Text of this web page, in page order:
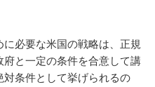
必要な米国の戦略は、正規
と一定の条件を合意して講
条件として挙げられるの